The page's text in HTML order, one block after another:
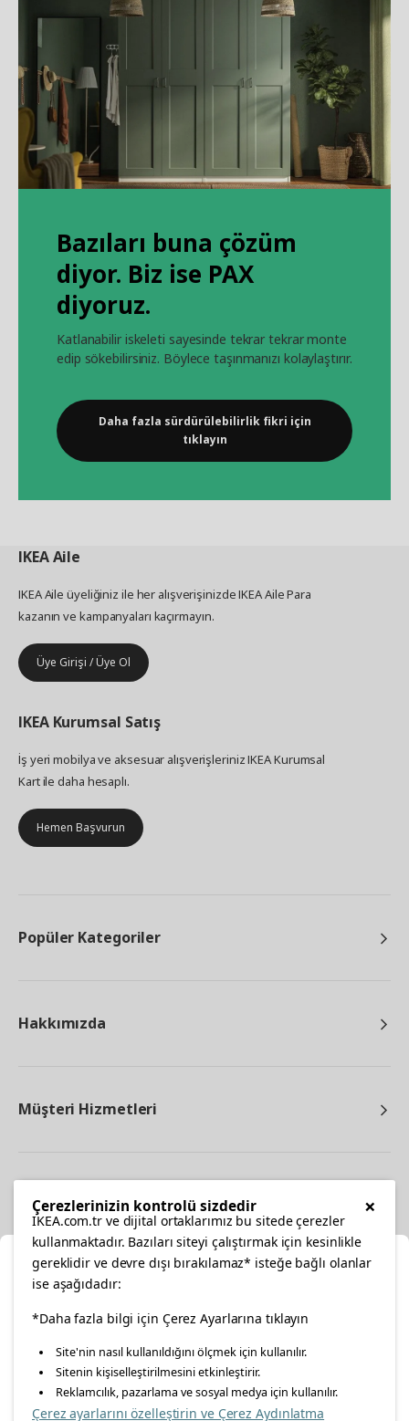
Bazıları buna çözüm
diyor. Biz ise PAX
diyoruz.
Katlanabilir iskeleti sayesinde tekrar tekrar monte
edip sökebilirsiniz. Böylece taşınmanızı kolaylaştırır.
Daha fazla sürdürülebilirlik fikri için
tıklayın
IKEAAile
IKEA Aile üyeliğiniz ile her alışverişinizde IKEA Aile Para
kazanın ve kampanyaları kaçırmayın.
Üye Girişi / Üye Ol
IKEA Kurumsal Satış
İş yeri mobilya ve aksesuar alışverişleriniz IKEA Kurumsal
Kart ile daha hesaplı.
Hemen Başvurun
Popüler Kategoriler
Hakkımızda
Müşteri Hizmetleri
facebooktwitterinstagrampinterestyoutube
linkedin
Konumunuzu Seçin
İnternetten vereceğiniz siparişlerinizde size özel hizmet ve
içerikleri görebilmek için lütfen konumuzu seçin.
×
Çerezlerinizin kontrolü sizdedir
IKEA.com.tr ve dijital ortaklarımız bu sitede çerezler
kullanmaktadır. Bazıları siteyi çalıştırmak için kesinlikle
gereklidir ve devre dışı bırakılamaz* isteğe bağlı olanlar
ise aşağıdadır:
*Daha fazla bilgi için Çerez Ayarlarına tıklayın
Site'nin nasıl kullanıldığını ölçmek için kullanılır.
Sitenin kişiselleştirilmesini etkinleştirir.
Reklamcılık, pazarlama ve sosyal medya için kullanılır.
Çerez ayarlarını özelleştirin ve Çerez Aydınlatma